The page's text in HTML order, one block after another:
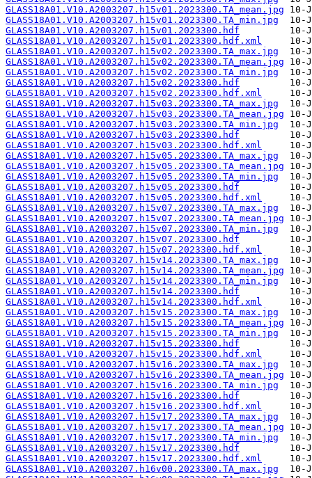
GLASS18A01.V10.A2003207.h15v01.2023300.TA_mean.jpg
GLASS18A01.V10.A2003207.h15v01.2023300.TA_min.jpg
GLASS18A01.V10.A2003207.h15v01.2023300.hdf
GLASS18A01.V10.A2003207.h15v01.2023300.hdf.xml
GLASS18A01.V10.A2003207.h15v02.2023300.TA_max.jpg
GLASS18A01.V10.A2003207.h15v02.2023300.TA_mean.jpg
GLASS18A01.V10.A2003207.h15v02.2023300.TA_min.jpg
GLASS18A01.V10.A2003207.h15v02.2023300.hdf
GLASS18A01.V10.A2003207.h15v02.2023300.hdf.xml
GLASS18A01.V10.A2003207.h15v03.2023300.TA_max.jpg
GLASS18A01.V10.A2003207.h15v03.2023300.TA_mean.jpg
GLASS18A01.V10.A2003207.h15v03.2023300.TA_min.jpg
GLASS18A01.V10.A2003207.h15v03.2023300.hdf
GLASS18A01.V10.A2003207.h15v03.2023300.hdf.xml
GLASS18A01.V10.A2003207.h15v05.2023300.TA_max.jpg
GLASS18A01.V10.A2003207.h15v05.2023300.TA_mean.jpg
GLASS18A01.V10.A2003207.h15v05.2023300.TA_min.jpg
GLASS18A01.V10.A2003207.h15v05.2023300.hdf
GLASS18A01.V10.A2003207.h15v05.2023300.hdf.xml
GLASS18A01.V10.A2003207.h15v07.2023300.TA_max.jpg
GLASS18A01.V10.A2003207.h15v07.2023300.TA_mean.jpg
GLASS18A01.V10.A2003207.h15v07.2023300.TA_min.jpg
GLASS18A01.V10.A2003207.h15v07.2023300.hdf
GLASS18A01.V10.A2003207.h15v07.2023300.hdf.xml
GLASS18A01.V10.A2003207.h15v14.2023300.TA_max.jpg
GLASS18A01.V10.A2003207.h15v14.2023300.TA_mean.jpg
GLASS18A01.V10.A2003207.h15v14.2023300.TA_min.jpg
GLASS18A01.V10.A2003207.h15v14.2023300.hdf
GLASS18A01.V10.A2003207.h15v14.2023300.hdf.xml
GLASS18A01.V10.A2003207.h15v15.2023300.TA_max.jpg
GLASS18A01.V10.A2003207.h15v15.2023300.TA_mean.jpg
GLASS18A01.V10.A2003207.h15v15.2023300.TA_min.jpg
GLASS18A01.V10.A2003207.h15v15.2023300.hdf
GLASS18A01.V10.A2003207.h15v15.2023300.hdf.xml
GLASS18A01.V10.A2003207.h15v16.2023300.TA_max.jpg
GLASS18A01.V10.A2003207.h15v16.2023300.TA_mean.jpg
GLASS18A01.V10.A2003207.h15v16.2023300.TA_min.jpg
GLASS18A01.V10.A2003207.h15v16.2023300.hdf
GLASS18A01.V10.A2003207.h15v16.2023300.hdf.xml
GLASS18A01.V10.A2003207.h15v17.2023300.TA_max.jpg
GLASS18A01.V10.A2003207.h15v17.2023300.TA_mean.jpg
GLASS18A01.V10.A2003207.h15v17.2023300.TA_min.jpg
GLASS18A01.V10.A2003207.h15v17.2023300.hdf
GLASS18A01.V10.A2003207.h15v17.2023300.hdf.xml
GLASS18A01.V10.A2003207.h16v00.2023300.TA_max.jpg